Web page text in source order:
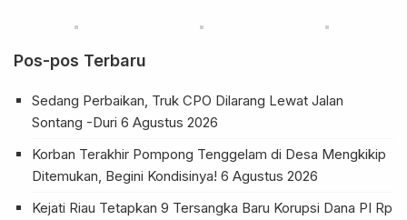
Pos-pos Terbaru
Sedang Perbaikan, Truk CPO Dilarang Lewat Jalan
Sontang -Duri 6 Agustus 2026
Korban Terakhir Pompong Tenggelam di Desa Mengkikip
Ditemukan, Begini Kondisinya! 6 Agustus 2026
Kejati Riau Tetapkan 9 Tersangka Baru Korupsi Dana PI Rp